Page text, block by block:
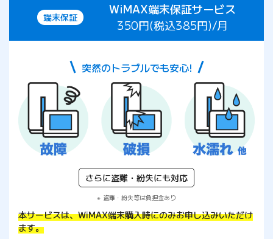
端末保証
WiMAX端末保証サービス
350円(税込385円)/月
突然のトラブルでも安心!
さらに盗難・紛失にも対応
盗難・紛失等は負担金あり
本サービスは、WiMAX端末購入時にのみお申し込みいただけ
ます。